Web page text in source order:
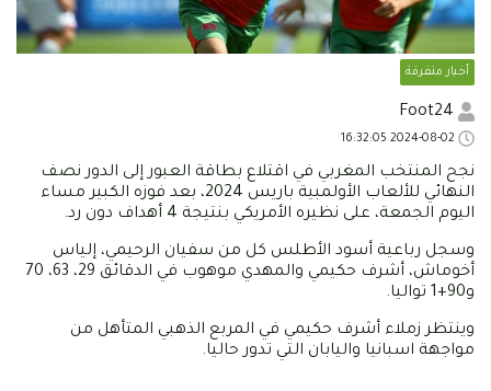
أخبار متفرقة
نجح المنتخب المغربي في اقتلاع بطاقة العبور إلى الدور نصف
النهائي للألعاب الأولمبية باريس 2024، بعد فوزه الكبير مساء
اليوم الجمعة، على نظيره الأمريكي بنتيجة 4 أهداف دون رد.
وسجل رباعية أسود الأطلس كل من سفيان الرحيمي، إلياس
أخوماش، أشرف حكيمي والمهدي موهوب في الدقائق 29، 63، 70
و90+1 تواليا.
وينتظر زملاء أشرف حكيمي في المربع الذهبي المتأهل من
مواجهة اسبانيا واليابان التي تدور حاليا.